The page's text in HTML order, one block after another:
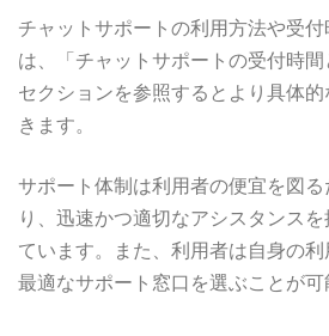
チャットサポートの利用方法や受
は、「チャットサポートの受付時間
セクションを参照するとより具体
きます。
サポート体制は利用者の便宜を図
り、迅速かつ適切なアシスタンス
ています。また、利用者は自身の
最適なサポート窓口を選ぶことが可